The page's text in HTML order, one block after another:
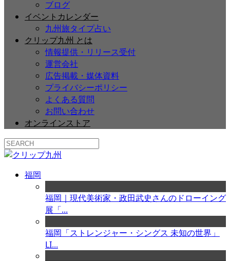
ブログ
イベントカレンダー
九州旅タイプ占い
クリップ九州 とは
情報提供・リリース受付
運営会社
広告掲載・媒体資料
プライバシーポリシー
よくある質問
お問い合わせ
オンラインストア
福岡
福岡｜現代美術家・政田武史さんのドローイング
展「...
福岡「ストレンジャー・シングス 未知の世界」
LI...